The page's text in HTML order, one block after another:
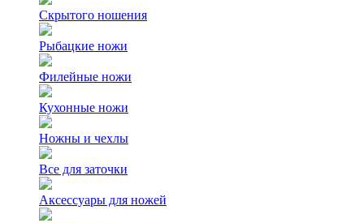
Скрытого ношения
Рыбацкие ножи
Филейные ножи
Кухонные ножи
Ножны и чехлы
Все для заточки
Аксессуары для ножей